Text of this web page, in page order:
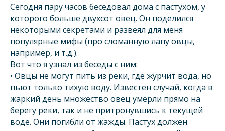
Сегодня пару часов беседовал дома с пастухом, у
которого больше двухсот овец. Он поделился
некоторыми секретами и развеял для меня
популярные мифы (про сломанную лапу овцы,
например, и т.д.).
Вот что я узнал из беседы с ним:
• Овцы не могут пить из реки, где журчит вода, но
пьют только тихую воду. Известен случай, когда в
жаркий день множество овец умерли прямо на
берегу реки, так и не притронувшись к текущей
воде. Они погибли от жажды. Пастух должен